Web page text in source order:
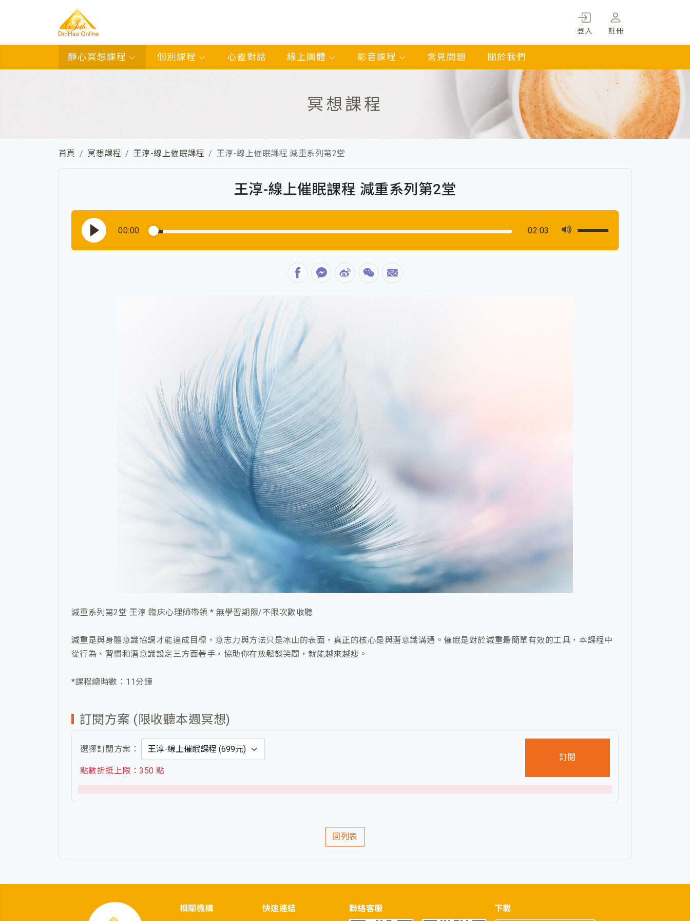
登入 註冊
靜心冥想課程 個別課程 心靈對話 線上團體 影音課程 常見問題 關於我們
冥想課程
首頁 冥想課程 王淳-線上催眠課程 王淳-線上催眠課程 減重系列第2堂
王淳-線上催眠課程 減重系列第2堂
00:00 02:03
減重系列第2堂 王淳 臨床心理師帶領 * 無學習期限/不限次數收聽
減重是與身體意識協調才能達成目標，意志力與方法只是冰山的表面，真正的核心是與潛意識溝通。催眠是對於減重最簡單有效的工具，本課程中
從行為、習慣和潛意識設定三方面著手，協助你在放鬆談笑間，就能越來越瘦。
*課程總時數：11分鐘
訂閱方案 (限收聽本週冥想)
選擇訂閱方案：
點數折抵上限：350 點
訂閱
回列表
相關機構 快速連結 聯絡客服 下載